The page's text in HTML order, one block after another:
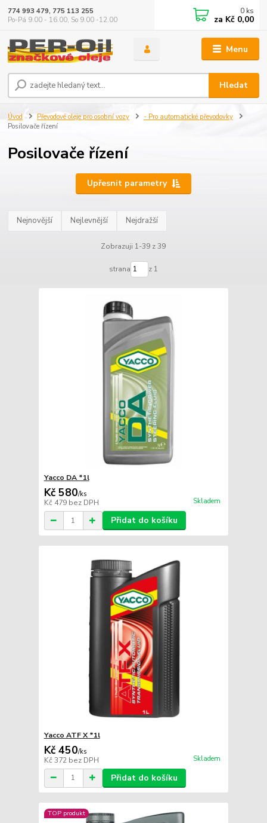
Menu
Hledat
774 993 479, 775 113 255
Po-Pá 9.00 - 16.00, So 9.00 -12.00
0 ks
za Kč 0,00
Úvod Převodové oleje pro osobní vozy
- Pro automatické převodovky
Posilovače řízení
Posilovače řízení
Upřesnit parametry
Nejnovější Nejlevnější Nejdražší
Zobrazuji 1-39 z 39
strana z 1
Yacco DA *1l
Kč 580/ks
Kč 479 bez DPH Skladem
Přidat do košíku
Yacco ATF X *1l
Kč 450/ks
Kč 372 bez DPH Skladem
Přidat do košíku
TOP produkt